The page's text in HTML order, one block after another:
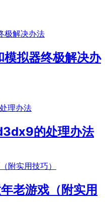
拟器终极解决办
的处理办法
老游戏（附实用